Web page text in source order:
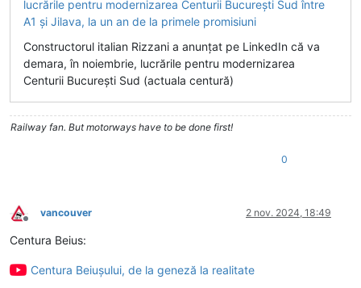
Constructorul italian Rizzani a anunțat pe LinkedIn că va
demara, în noiembrie, lucrările pentru modernizarea
Centurii București Sud (actuala centură)
Railway fan. But motorways have to be done first!
0
Deconectat
vancouver 2 nov. 2024, 18:49
Centura Beius:
Centura Beiușului, de la geneză la realitate